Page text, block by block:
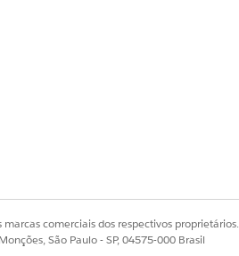
no layout de página do objeto.
comerciais dos respectivos proprietários.
São Paulo - SP, 04575-000 Brasil